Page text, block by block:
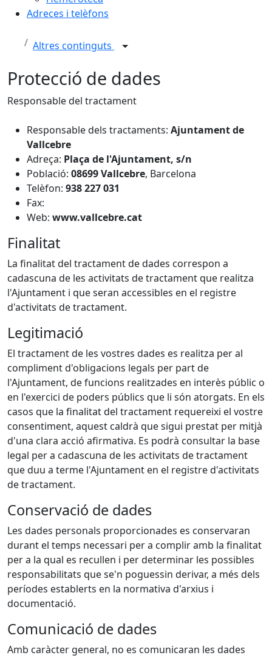
Adreces i telèfons
Altres continguts
Protecció de dades
Responsable del tractament
Responsable dels tractaments: Ajuntament de
Vallcebre
Adreça: Plaça de l'Ajuntament, s/n
Població: 08699Vallcebre, Barcelona
Telèfon: 938 227 031
Fax:
Web: www.vallcebre.cat
Finalitat
La finalitat del tractament de dades correspon a
cadascuna de les activitats de tractament que realitza
l'Ajuntament i que seran accessibles en el registre
d'activitats de tractament.
Legitimació
El tractament de les vostres dades es realitza per al
compliment d'obligacions legals per part de
l'Ajuntament, de funcions realitzades en interès públic o
en l'exercici de poders públics que li són atorgats. En els
casos que la finalitat del tractament requereixi el vostre
consentiment, aquest caldrà que sigui prestat per mitjà
d'una clara acció afirmativa. Es podrà consultar la base
legal per a cadascuna de les activitats de tractament
que duu a terme l'Ajuntament en el registre d'activitats
de tractament.
Conservació de dades
Les dades personals proporcionades es conservaran
durant el temps necessari per a complir amb la finalitat
per a la qual es recullen i per determinar les possibles
responsabilitats que se'n poguessin derivar, a més dels
períodes establerts en la normativa d'arxius i
documentació.
Comunicació de dades
Amb caràcter general, no es comunicaran les dades